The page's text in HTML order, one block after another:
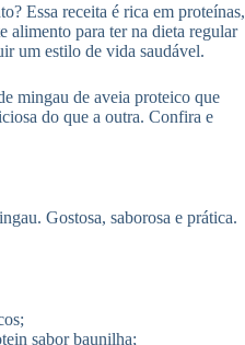
Essa receita é rica em proteínas,
alimento para ter na dieta regular
um estilo de vida saudável.
mingau de aveia proteico que
do que a outra. Confira e
Gostosa, saborosa e prática.
sabor baunilha;